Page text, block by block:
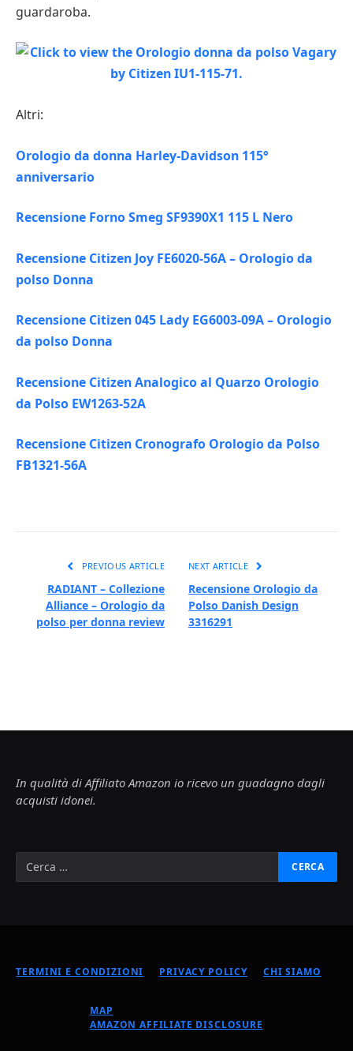
guardaroba.
Altri:
Orologio da donna Harley-Davidson 115°
anniversario
Recensione Forno Smeg SF9390X1 115 L Nero
Recensione Citizen Joy FE6020-56A – Orologio da
polso Donna
Recensione Citizen 045 Lady EG6003-09A – Orologio
da polso Donna
Recensione Citizen Analogico al Quarzo Orologio
da Polso EW1263-52A
Recensione Citizen Cronografo Orologio da Polso
FB1321-56A
PREVIOUS ARTICLE
RADIANT – Collezione
Alliance – Orologio da
polso per donna review
NEXT ARTICLE
Recensione Orologio da
Polso Danish Design
3316291
In qualità di Affiliato Amazon io ricevo un guadagno dagli
acquisti idonei.
TERMINI E CONDIZIONI PRIVACY POLICY CHI SIAMO
MAP
AMAZON AFFILIATE DISCLOSURE